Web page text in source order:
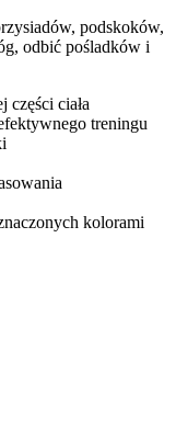
podskoków,
odbić pośladków i
części ciała
treningu
kolorami